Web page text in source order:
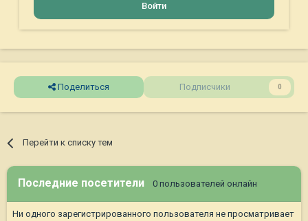
Войти
Поделиться Подписчики 0
Перейти к списку тем
Последние посетители 0 пользователей онлайн
Ни одного зарегистрированного пользователя не просматривает